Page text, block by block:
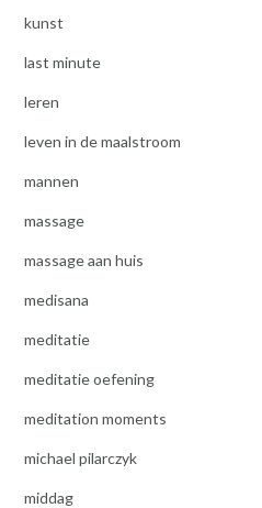
kunst
last minute
leren
leven in de maalstroom
mannen
massage
massage aan huis
medisana
meditatie
meditatie oefening
meditation moments
michael pilarczyk
middag